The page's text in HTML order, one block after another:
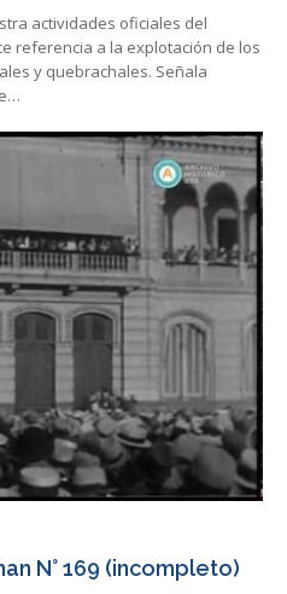
actividades oficiales del
referencia a la explotación de los
y quebrachales. Señala
N° 169 (incompleto)